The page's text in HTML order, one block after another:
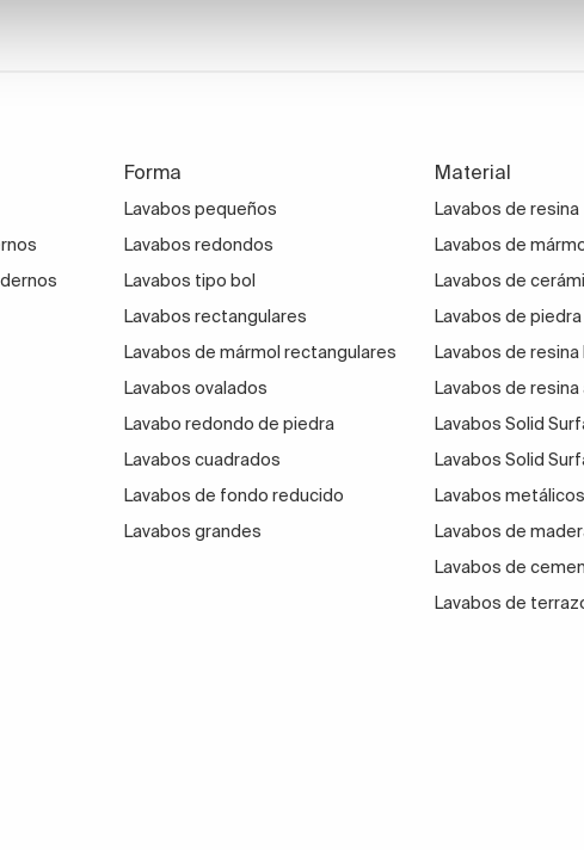
o un mueble de baño bonito.
mayor protagonismo a esta pieza clave del baño,
se colocan apoyados. De ahí que tengan más carácter y
el mármol está muy de moda
y, encima, lo hay de
será un acierto. Piensa sobre qué tipo de mueble vas a
o la clásica encimera volada nórdica.
al diseño y también llamativa. Con un lavabo de piedra
Forma
Lavabos pequeños
Lavabos redondos
Lavabos tipo bol
Lavabos rectangulares
Lavabos de mármol rectangulares
Lavabos ovalados
Lavabo redondo de piedra
Lavabos cuadrados
Lavabos de fondo reducido
Lavabos grandes
Material
Lavabos de resina
Lavabos de
Lavabos de
Lavabos de piedra
Lavabos de
Lavabos de
Lavabos Solid
Lavabos Solid
Lavabos metálicos
Lavabos de
Lavabos de
Lavabos de